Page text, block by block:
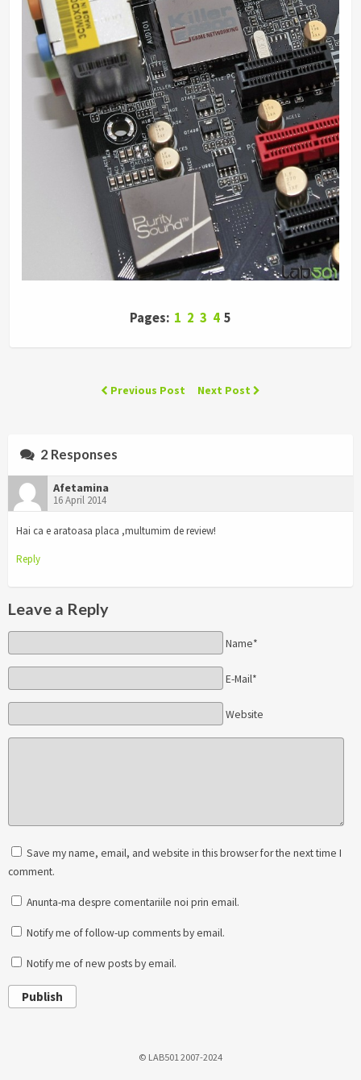
Pages: 1 2 3 4 5
Previous Post Next Post
2 Responses
Afetamina
16 April 2014
Hai ca e aratoasa placa ,multumim de review!
Reply
Leave a Reply
Name*
E-Mail*
Website
Save my name, email, and website in this browser for the next time I
comment.
Anunta-ma despre comentariile noi prin email.
Notify me of follow-up comments by email.
Notify me of new posts by email.
Publish
© LAB501 2007-2024